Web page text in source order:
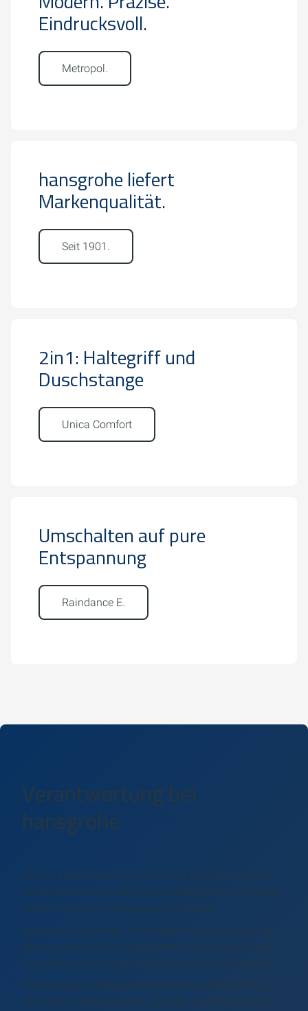
Eindrucksvoll.
Metropol.
hansgrohe liefert
Markenqualität.
Seit 1901.
2in1: Haltegriff und
Duschstange
Unica Comfort
Umschalten auf pure
Entspannung
Raindance E.
Verantwortung bei
hansgrohe
Mit der Leidenschaft zum Element Wasser liegt dem
Unternehmen auch der verantwortungsvolle Umgang
mit der wertvollen Ressource am Herzen.
Gerade die EcoSmart Technologie trägt dazu bei, den
Wasserverbrauch zu minimieren. So lässt sich durch
umweltbewusstes Handeln auch bares Geld sparen.
Die Hansgrohe Gruppe bekennt sich ausdrücklich zu
den Zielen Nachhaltigkeit, Umwelt- und Klimaschutz.